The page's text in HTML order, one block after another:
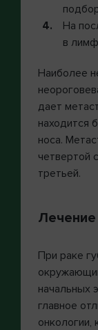
На
в
Наиболее
дает
находится
носа.
четвертой
третьей.
Лечение
При раке
начальных
главное
онкологии,